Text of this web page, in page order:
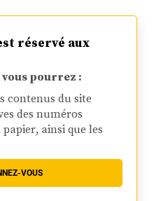
réservé aux
vous pourrez :
contenus du site
des numéros
ainsi que les
VOUS